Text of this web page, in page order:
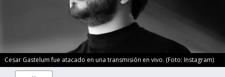
Cesar Gastelum fue atacado en una transmisión en vivo. (Foto: Instagram)